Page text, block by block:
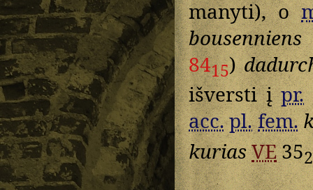
manyti), o
bousenniens
8415)
išversti įpr.
acc.pl.fem.
kuriasVE35